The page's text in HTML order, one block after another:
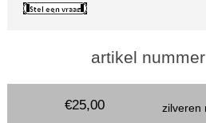
artikel
zilveren
€25,00